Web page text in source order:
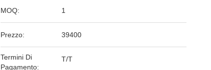
MOQ: 1
Prezzo: 39400
Termini Di
Pagamento:
T/T